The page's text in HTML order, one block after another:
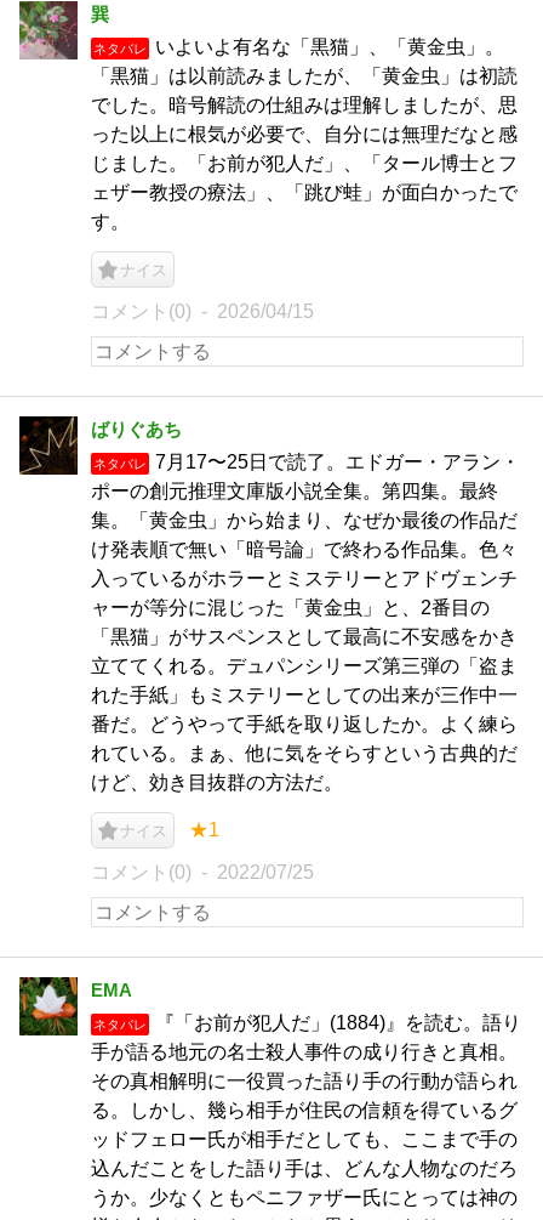
巽
ネタバレ
いよいよ有名な「黒猫」、「黄金虫」。
「黒猫」は以前読みましたが、「黄金虫」は初読
でした。暗号解読の仕組みは理解しましたが、思
った以上に根気が必要で、自分には無理だなと感
じました。「お前が犯人だ」、「タール博士とフ
ェザー教授の療法」、「跳び蛙」が面白かったで
す。
ナイス
コメント(0) 2026/04/15
ばりぐあち
ネタバレ
7月17〜25日で読了。エドガー・アラン・
ポーの創元推理文庫版小説全集。第四集。最終
集。「黄金虫」から始まり、なぜか最後の作品だ
け発表順で無い「暗号論」で終わる作品集。色々
入っているがホラーとミステリーとアドヴェンチ
ャーが等分に混じった「黄金虫」と、2番目の
「黒猫」がサスペンスとして最高に不安感をかき
立ててくれる。デュパンシリーズ第三弾の「盗ま
れた手紙」もミステリーとしての出来が三作中一
番だ。どうやって手紙を取り返したか。よく練ら
れている。まぁ、他に気をそらすという古典的だ
けど、効き目抜群の方法だ。
ナイス ★1
コメント(0) 2022/07/25
EMA
ネタバレ
『「お前が犯人だ」(1884)』を読む。語り
手が語る地元の名士殺人事件の成り行きと真相。
その真相解明に一役買った語り手の行動が語られ
る。しかし、幾ら相手が住民の信頼を得ているグ
ッドフェロー氏が相手だとしても、ここまで手の
込んだことをした語り手は、どんな人物なのだろ
うか。少なくともペニファザー氏にとっては神の